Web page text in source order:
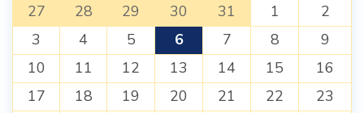
27
28 29 30 31 1
2
3
4 5 6 7 8
9
10
11 12 13 14 15
16
17
18 19 20 21 22
23